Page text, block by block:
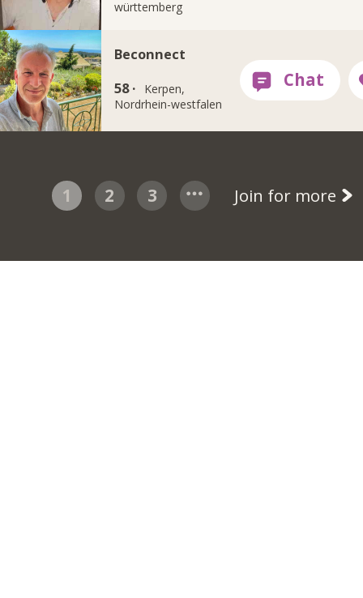
württemberg
Beconnect
58 ·
Kerpen,
Nordrhein-westfalen
1 2 3 Join for more